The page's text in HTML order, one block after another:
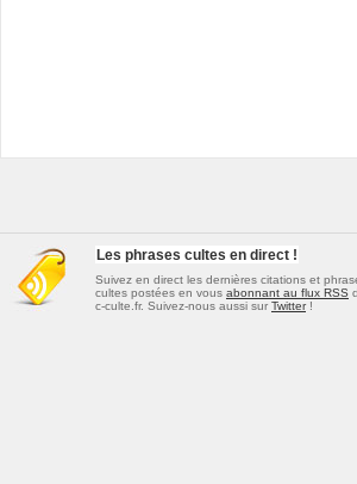
Les phrases cultes en direct !
Suivez en direct les dernières citations et
cultes postées en vous abonnant au flux RSS
c-culte.fr. Suivez-nous aussi sur Twitter!